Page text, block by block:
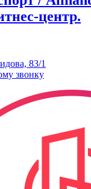
центр.
83/1
звонку